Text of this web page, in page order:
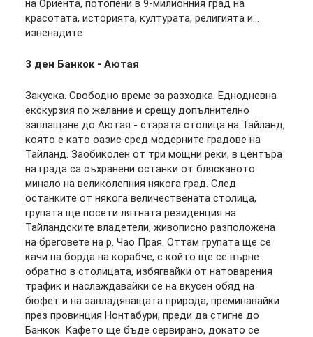
на Ориента, потопени в 9-милионния град на
красотата, историята, културата, религията и…
изненадите.
3 ден Банкок - Аютая
Закуска. Свободно време за разходка. Еднодневна
екскурзия по желание и срещу допълнително
заплащане до Аютая - старата столица на Тайланд,
която е като оазис сред модерните градове на
Тайланд. Заобиколен от три мощни реки, в центъра
на града са съхранени останки от бляскавото
минало на великолепния някога град. След
останките от някога величествената столица,
групата ще посети лятната резиденция на
Тайландските владетели, живописно разположена
на бреговете на р. Чао Прая. Оттам групата ще се
качи на борда на корабче, с който ще се върне
обратно в столицата, избягвайки от натоварения
трафик и наслаждавайки се на вкусен обяд на
бюфет и на завладяващата природа, преминавайки
през провинция Нонтабури, преди да стигне до
Банкок. Кафето ще бъде сервирано, докато се